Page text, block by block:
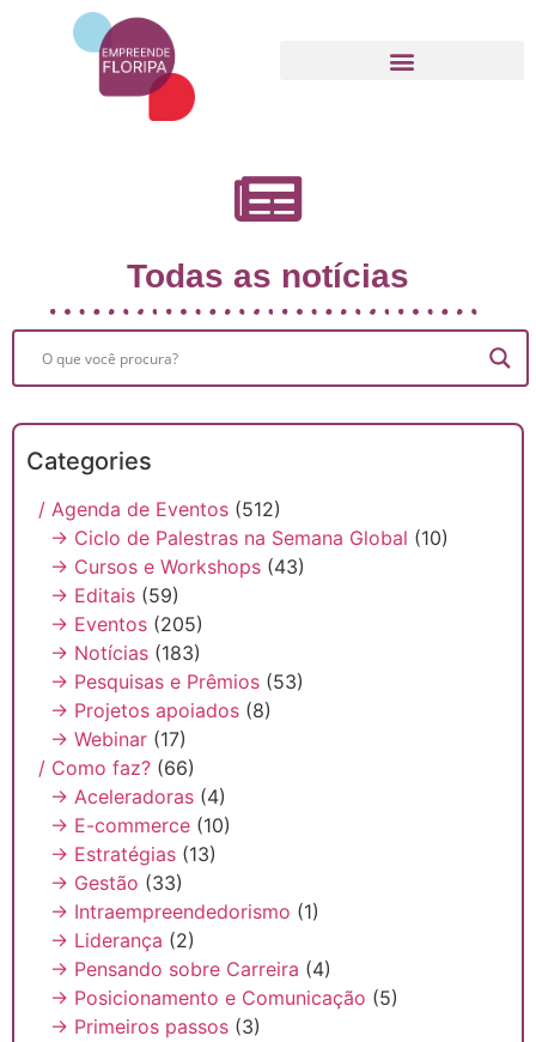
Todas as notícias
Categories
/ Agenda de Eventos (512)
→ Ciclo de Palestras na Semana Global (10)
→ Cursos e Workshops (43)
→ Editais (59)
→ Eventos (205)
→ Notícias (183)
→ Pesquisas e Prêmios (53)
→ Projetos apoiados (8)
→ Webinar (17)
/ Como faz? (66)
→ Aceleradoras (4)
→ E-commerce (10)
→ Estratégias (13)
→ Gestão (33)
→ Intraempreendedorismo (1)
→ Liderança (2)
→ Pensando sobre Carreira (4)
→ Posicionamento e Comunicação (5)
→ Primeiros passos (3)